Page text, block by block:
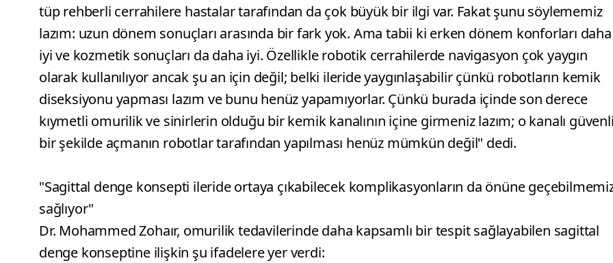
tüp rehberli cerrahilere hastalar tarafından da çok büyük bir ilgi var. Fakat şunu söylememiz
lazım: uzun dönem sonuçları arasında bir fark yok. Ama tabii ki erken dönem konforları daha
iyi ve kozmetik sonuçları da daha iyi. Özellikle robotik cerrahilerde navigasyon çok yaygın
olarak kullanılıyor ancak şu an için değil; belki ileride yaygınlaşabilir çünkü robotların kemik
diseksiyonu yapması lazım ve bunu henüz yapamıyorlar. Çünkü burada içinde son derece
kıymetli omurilik ve sinirlerin olduğu bir kemik kanalının içine girmeniz lazım; o kanalı
bir şekilde açmanın robotlar tarafından yapılması henüz mümkün değil" dedi.
"Sagittal denge konsepti ileride ortaya çıkabilecek komplikasyonların da önüne
sağlıyor"
Dr. Mohammed Zohaır, omurilik tedavilerinde daha kapsamlı bir tespit sağlayabilen sagittal
denge konseptine ilişkin şu ifadelere yer verdi: